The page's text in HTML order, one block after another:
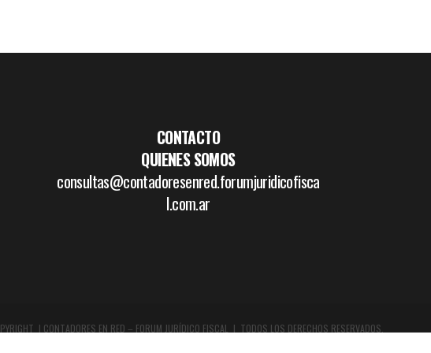
CONTACTO
QUIENES SOMOS
consultas@contadoresenred.forumjuridicofisca
l.com.ar
| CONTADORES EN RED – FORUM JURÍDICO FISCAL | TODOS LOS DERECHOS RESERVADOS.